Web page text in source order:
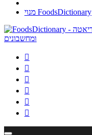
מנוי FoodsDictionary





